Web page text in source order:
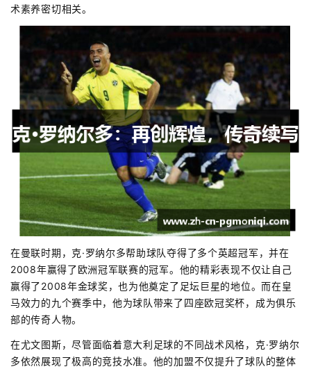
术素养密切相关。
在曼联时期，克·罗纳尔多帮助球队夺得了多个英超冠军，并在
2008年赢得了欧洲冠军联赛的冠军。他的精彩表现不仅让自己
赢得了2008年金球奖，也为他奠定了足坛巨星的地位。而在皇
马效力的九个赛季中，他为球队带来了四座欧冠奖杯，成为俱乐
部的传奇人物。
在尤文图斯，尽管面临着意大利足球的不同战术风格，克·罗纳尔
多依然展现了极高的竞技水准。他的加盟不仅提升了球队的整体